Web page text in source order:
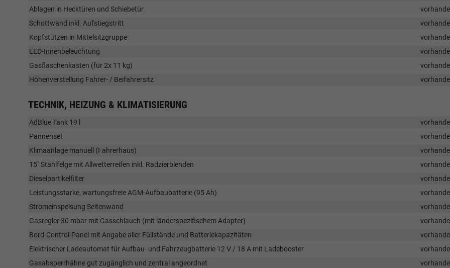
Ablagen in Hecktüren und Schiebetür
Schottwand inkl. Aufstiegstritt
Kopfstützen in Mittelsitzgruppe
LED-Innenbeleuchtung
Gasflaschenkasten (für 2x 11 kg)
Höhenverstellung Fahrer- / Beifahrersitz
TECHNIK, HEIZUNG & KLIMATISIERUNG
AdBlue Tank 19 l
Pannenset
Klimaanlage manuell (Fahrerhaus)
15" Stahlfelge mit Allwetterreifen inkl. Radzierblenden
Dieselpartikelfilter
Leistungsstarke, wartungsfreie AGM-Aufbaubatterie (95 Ah)
Stromeinspeisung Seitenwand
Gasregler 30 mbar mit Gasschlauch (mit länderspezifischem Adapter)
Bord-Control-Panel mit Angabe aller Füllstände und Batteriekapazitäten
Elektrischer Ladeautomat für Aufbau- und Fahrzeugbatterie 12 V / 18 A mit Ladebooster
Gasabsperrhähne gut zugänglich und zentral angeordnet